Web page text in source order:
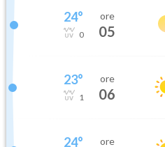
24°
0
ore
05
23°
1
ore
06
24° ore